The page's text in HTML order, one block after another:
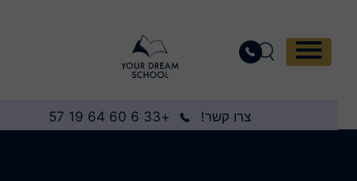
צרו קשר! +33 6 60 64 19 57